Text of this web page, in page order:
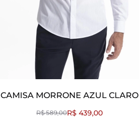
CAMISA MORRONE AZUL CLARO
R$ 589,00R$ 439,00